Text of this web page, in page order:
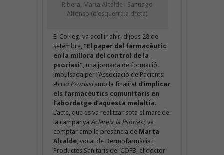
Ribera, Marta Alcalde i Santiago
Alfonso (d’esquerra a dreta)
El Col·legi va acollir ahir, dijous 28 de
setembre, “El paper del farmacèutic
en la millora del control de la
psoriasi”, una jornada de formació
impulsada per l’Associació de Pacients
Acció Psoriasiamb la finalitat d’implicar
els farmacèutics comunitaris en
l’abordatge d’aquesta malaltia.
L’acte, que es va realitzar sota el marc de
la campanya Aclareix la Psoriasi,va
comptar amb la presència de Marta
Alcalde, vocal de Dermofarmàcia i
Productes Sanitaris del COFB, el doctor